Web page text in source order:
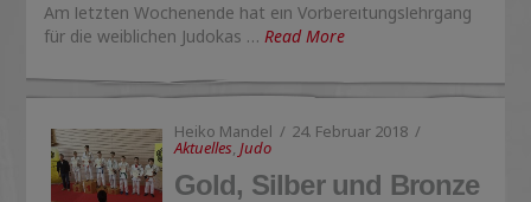
Am letzten Wochenende hat ein Vorbereitungslehrgang
für die weiblichen Judokas …Read More
Heiko Mandel 24. Februar 2018
Aktuelles, Judo
Gold, Silber und Bronze